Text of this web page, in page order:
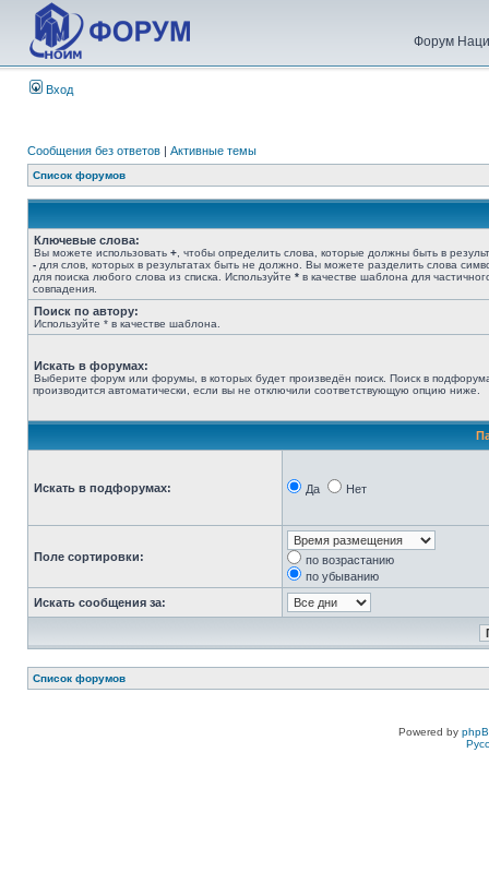
Форум
Вход
Сообщения без ответов | Активные темы
Список форумов
Ключевые слова:
Вы можете использовать + , чтобы определить слова, которые должны быть в
- для слов, которых в результатах быть не должно. Вы можете разделить слова
для поиска любого слова из списка. Используйте * в качестве шаблона для
совпадения.
Поиск по автору:
Используйте * в качестве шаблона.
Искать в форумах:
Выберите форум или форумы, в которых будет произведён поиск. Поиск в
производится автоматически, если вы не отключили соответствующую опцию ниже.
Искать в подфорумах: Да Нет
Поле сортировки:
по возрастанию
по убыванию
Искать сообщения за:
Список форумов
Powered by